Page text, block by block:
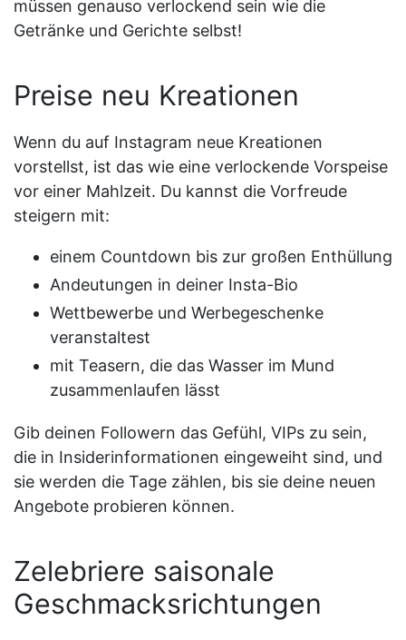
müssen genauso verlockend sein wie die
Getränke und Gerichte selbst!
Preise neu Kreationen
Wenn du auf Instagram neue Kreationen
vorstellst, ist das wie eine verlockende Vorspeise
vor einer Mahlzeit. Du kannst die Vorfreude
steigern mit:
einem Countdown bis zur großen Enthüllung
Andeutungen in deiner Insta-Bio
Wettbewerbe und Werbegeschenke
veranstaltest
mit Teasern, die das Wasser im Mund
zusammenlaufen lässt
Gib deinen Followern das Gefühl, VIPs zu sein,
die in Insiderinformationen eingeweiht sind, und
sie werden die Tage zählen, bis sie deine neuen
Angebote probieren können.
Zelebriere saisonale
Geschmacksrichtungen